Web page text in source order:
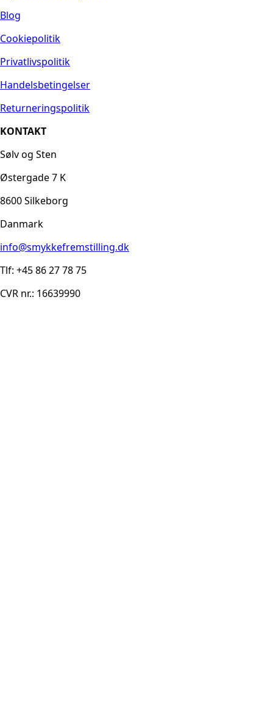
Blog
Cookiepolitik
Privatlivspolitik
Handelsbetingelser
Returneringspolitik
KONTAKT
Sølv og Sten
Østergade 7 K
8600 Silkeborg
Danmark
info@smykkefremstilling.dk
Tlf: +45 86 27 78 75
CVR nr.: 16639990